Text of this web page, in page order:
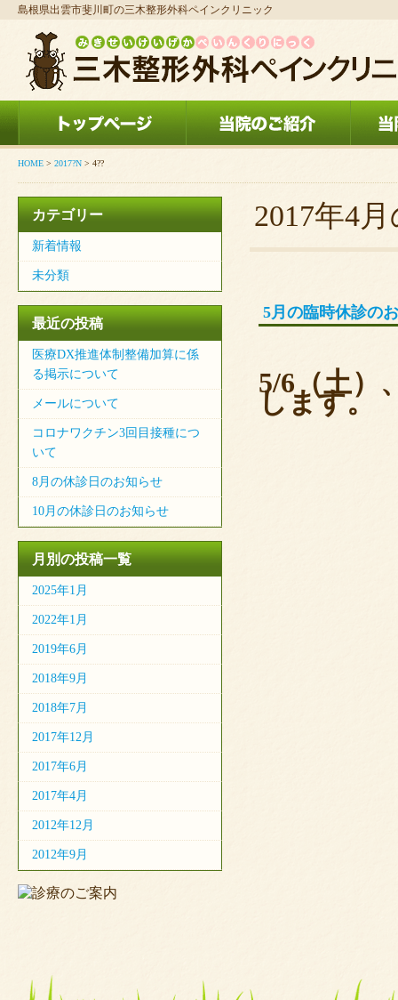
島根県出雲市斐川町の三木整形外科ペインクリニック
HOME> 2017?N> 4??
2017年4
5月の臨時休診の
5/6（土）
します。
カテゴリー
新着情報
未分類
最近の投稿
医療DX推進体制整備加算に係
る掲示について
メールについて
コロナワクチン3回目接種につ
いて
8月の休診日のお知らせ
10月の休診日のお知らせ
月別の投稿一覧
2025年1月
2022年1月
2019年6月
2018年9月
2018年7月
2017年12月
2017年6月
2017年4月
2012年12月
2012年9月